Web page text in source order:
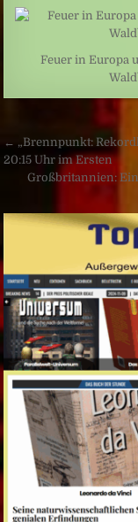
Feuer in Europa
← „Brennpunkt:
20:15 Uhr im Ersten
Großbritannien: